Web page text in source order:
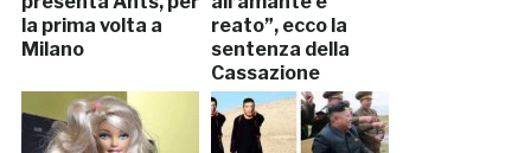
la prima volta a
Milano
reato”, ecco la
sentenza della
Cassazione